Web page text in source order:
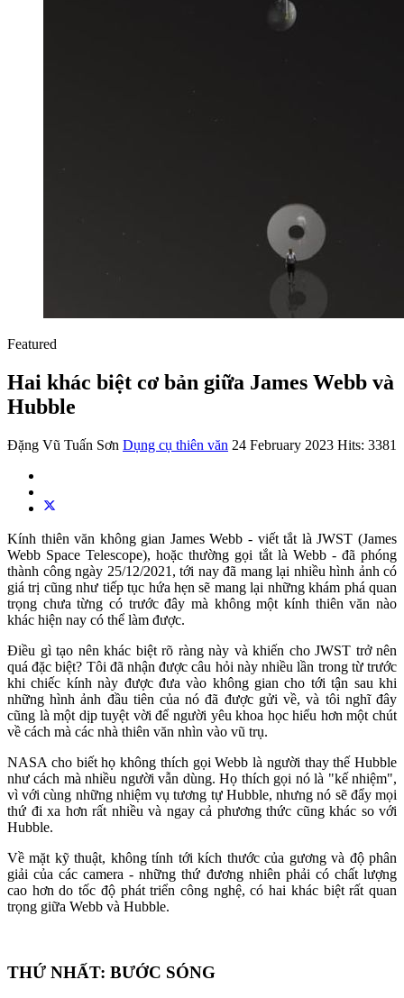
Featured
Hai khác biệt cơ bản giữa James Webb và
Hubble
Đặng Vũ Tuấn Sơn Dụng cụ thiên văn 24 February 2023 Hits: 3381
Kính thiên văn không gian James Webb - viết tắt là JWST (James
Webb Space Telescope), hoặc thường gọi tắt là Webb - đã phóng
thành công ngày 25/12/2021, tới nay đã mang lại nhiều hình ảnh có
giá trị cũng như tiếp tục hứa hẹn sẽ mang lại những khám phá quan
trọng chưa từng có trước đây mà không một kính thiên văn nào
khác hiện nay có thể làm được.
Điều gì tạo nên khác biệt rõ ràng này và khiến cho JWST trở nên
quá đặc biệt? Tôi đã nhận được câu hỏi này nhiều lần trong từ trước
khi chiếc kính này được đưa vào không gian cho tới tận sau khi
những hình ảnh đầu tiên của nó đã được gửi về, và tôi nghĩ đây
cũng là một dịp tuyệt vời để người yêu khoa học hiểu hơn một chút
về cách mà các nhà thiên văn nhìn vào vũ trụ.
NASA cho biết họ không thích gọi Webb là người thay thế Hubble
như cách mà nhiều người vẫn dùng. Họ thích gọi nó là "kế nhiệm",
vì với cùng những nhiệm vụ tương tự Hubble, nhưng nó sẽ đẩy mọi
thứ đi xa hơn rất nhiều và ngay cả phương thức cũng khác so với
Hubble.
Về mặt kỹ thuật, không tính tới kích thước của gương và độ phân
giải của các camera - những thứ đương nhiên phải có chất lượng
cao hơn do tốc độ phát triển công nghệ, có hai khác biệt rất quan
trọng giữa Webb và Hubble.
THỨ NHẤT: BƯỚC SÓNG